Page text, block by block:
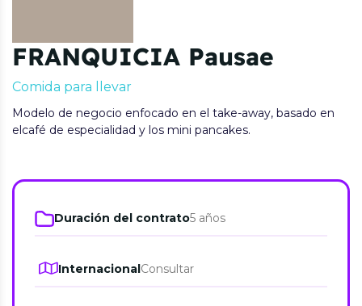
FRANQUICIA Pausae
Comida para llevar
Modelo de negocio enfocado en el take-away, basado en
elcafé de especialidad y los mini pancakes.
Duración del contrato5 años
InternacionalConsultar